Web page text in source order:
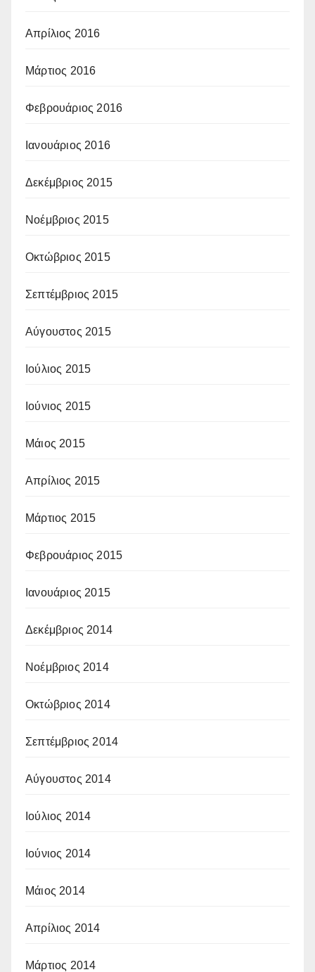
Απρίλιος 2016
Μάρτιος 2016
Φεβρουάριος 2016
Ιανουάριος 2016
Δεκέμβριος 2015
Νοέμβριος 2015
Οκτώβριος 2015
Σεπτέμβριος 2015
Αύγουστος 2015
Ιούλιος 2015
Ιούνιος 2015
Μάιος 2015
Απρίλιος 2015
Μάρτιος 2015
Φεβρουάριος 2015
Ιανουάριος 2015
Δεκέμβριος 2014
Νοέμβριος 2014
Οκτώβριος 2014
Σεπτέμβριος 2014
Αύγουστος 2014
Ιούλιος 2014
Ιούνιος 2014
Μάιος 2014
Απρίλιος 2014
Μάρτιος 2014